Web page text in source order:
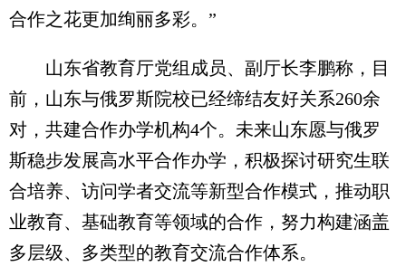
合作之花更加绚丽多彩。”
山东省教育厅党组成员、副厅长李鹏称，目
前，山东与俄罗斯院校已经缔结友好关系260余
对，共建合作办学机构4个。未来山东愿与俄罗
斯稳步发展高水平合作办学，积极探讨研究生联
合培养、访问学者交流等新型合作模式，推动职
业教育、基础教育等领域的合作，努力构建涵盖
多层级、多类型的教育交流合作体系。